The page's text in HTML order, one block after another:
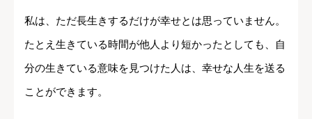
私は、ただ長生きするだけが幸せとは思っていません。
たとえ生きている時間が他人より短かったとしても、自
分の生きている意味を見つけた人は、幸せな人生を送る
ことができます。